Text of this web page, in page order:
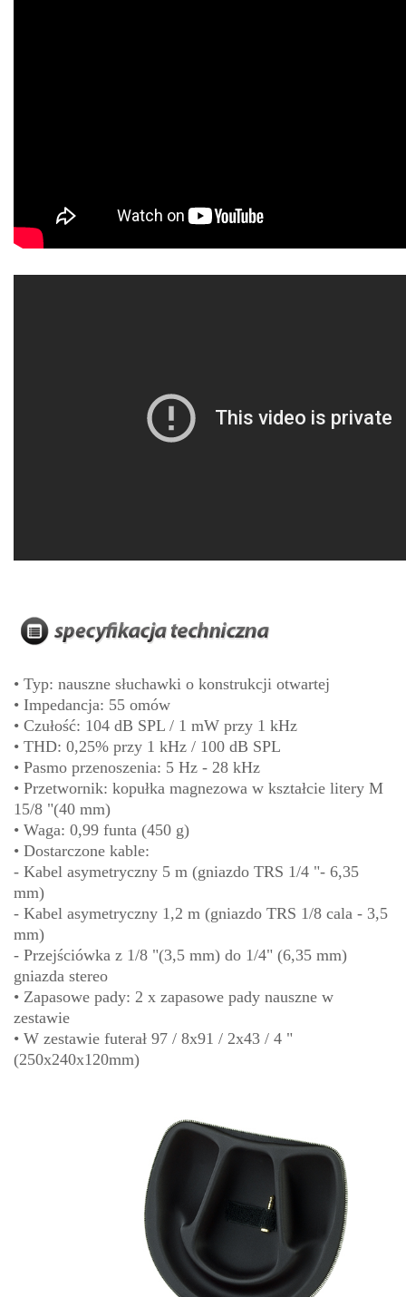
• Typ: nauszne słuchawki o konstrukcji otwartej
• Impedancja: 55 omów
• Czułość: 104 dB SPL / 1 mW przy 1 kHz
• THD: 0,25% przy 1 kHz / 100 dB SPL
• Pasmo przenoszenia: 5 Hz - 28 kHz
• Przetwornik: kopułka magnezowa w kształcie litery M
15/8 "(40 mm)
• Waga: 0,99 funta (450 g)
• Dostarczone kable:
- Kabel asymetryczny 5 m (gniazdo TRS 1/4 "- 6,35
mm)
- Kabel asymetryczny 1,2 m (gniazdo TRS 1/8 cala - 3,5
mm)
- Przejściówka z 1/8 "(3,5 mm) do 1/4" (6,35 mm)
gniazda stereo
• Zapasowe pady: 2 x zapasowe pady nauszne w
zestawie
• W zestawie futerał 97 / 8x91 / 2x43 / 4 "
(250x240x120mm)